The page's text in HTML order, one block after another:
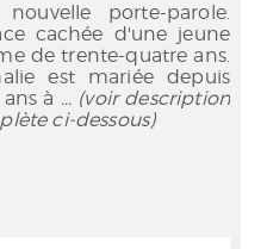
nouvelle porte-parole.
cachée d'une jeune
de trente-quatre ans.
est mariée depuis
à ... (voir description
ci-dessous)